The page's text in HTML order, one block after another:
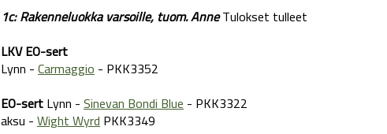
1c: Rakenneluokka varsoille, tuom. AnneTulokset tulleet
LKV EO-sert
Lynn -Carmaggio- PKK3352
EO-sertLynn -Sinevan Bondi Blue- PKK3322
aksu -Wight WyrdPKK3349